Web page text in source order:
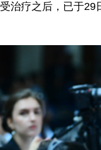
治疗之后，已于29